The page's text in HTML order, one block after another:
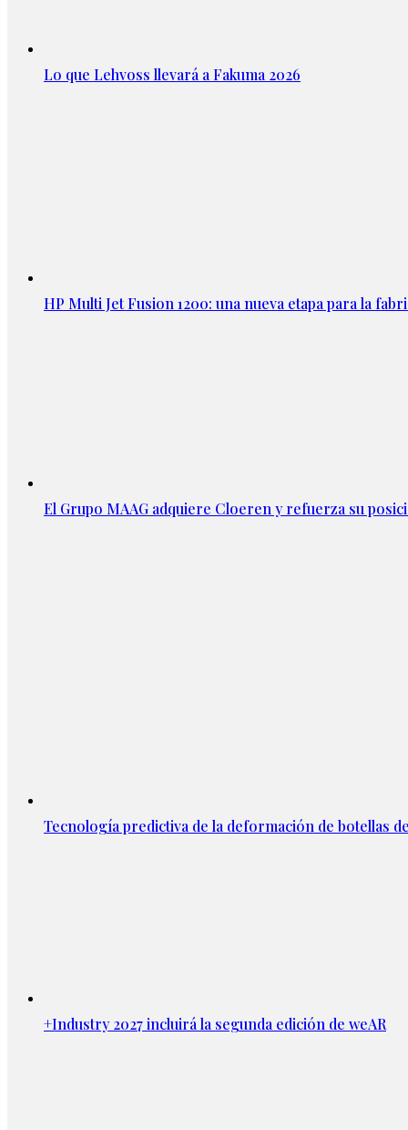
Lo que Lehvoss llevará a Fakuma 2026
HP Multi Jet Fusion 1200: una nueva etapa para la
El Grupo MAAG adquiere Cloeren y refuerza su
Tecnología predictiva de la deformación de botellas
+Industry 2027 incluirá la segunda edición de weAR